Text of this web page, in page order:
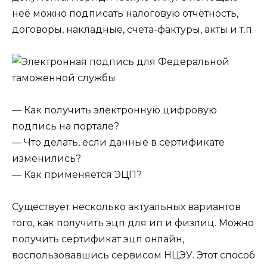
неё можно подписать налоговую отчётность,
договоры, накладные, счета-фактуры, акты и т.п.
— Как получить электронную цифровую
подпись на портале?
— Что делать, если данные в сертификате
изменились?
— Как применяется ЭЦП?
Существует несколько актуальных вариантов
того, как получить эцп для ип и физлиц. Можно
получить сертификат эцп онлайн,
воспользовавшись сервисом НЦЭУ. Этот способ